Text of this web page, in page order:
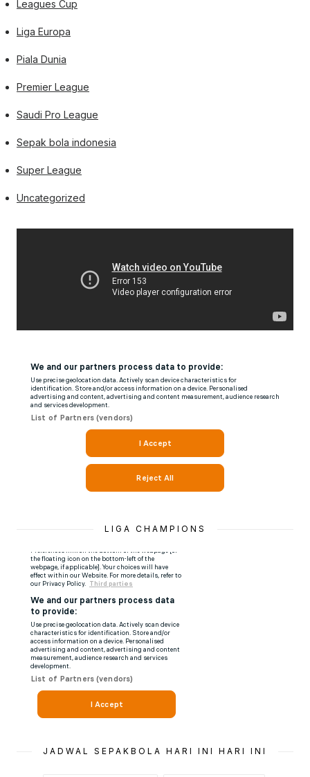
Leagues Cup
Liga Europa
Piala Dunia
Premier League
Saudi Pro League
Sepak bola indonesia
Super League
Uncategorized
LIGA CHAMPIONS
JADWAL SEPAKBOLA HARI INI HARI INI